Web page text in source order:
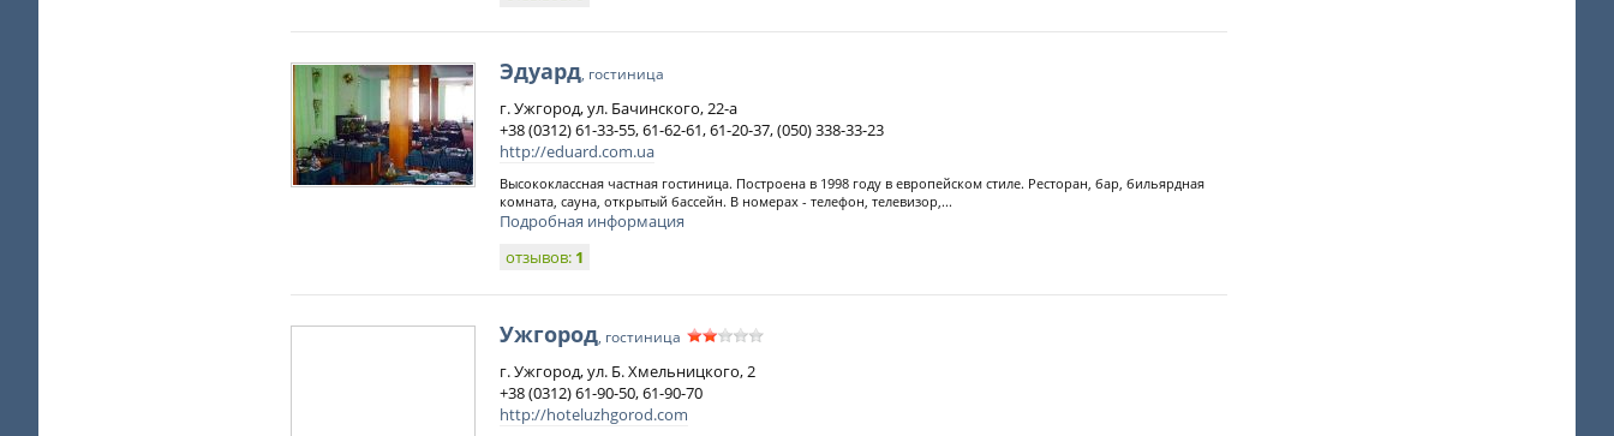
Эдуард, гостиница
г. Ужгород, ул. Бачинского, 22-a
+38 (0312) 61-33-55, 61-62-61, 61-20-37, (050) 338-33-23
http://eduard.com.ua
Высококлассная частная гостиница. Построена в 1998 году в европейском стиле. Ресторан, бар, бильярдная
комната, сауна, открытый бассейн. В номерах - телефон, телевизор,...
Подробная информация
отзывов: 1
Ужгород, гостиница
г. Ужгород, ул. Б. Хмельницкого, 2
+38 (0312) 61-90-50, 61-90-70
http://hoteluzhgorod.com